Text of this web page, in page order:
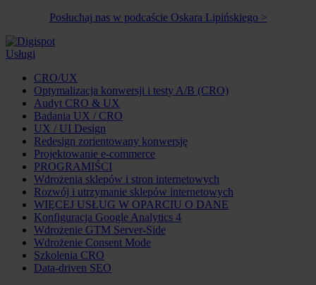
Posłuchaj nas w podcaście Oskara Lipińskiego >
Usługi
CRO/UX
Optymalizacja konwersji i testy A/B (CRO)
Audyt CRO & UX
Badania UX / CRO
UX / UI Design
Redesign zorientowany konwersję
Projektowanie e-commerce
PROGRAMIŚCI
Wdrożenia sklepów i stron internetowych
Rozwój i utrzymanie sklepów internetowych
WIĘCEJ USŁUG W OPARCIU O DANE
Konfiguracja Google Analytics 4
Wdrożenie GTM Server-Side
Wdrożenie Consent Mode
Szkolenia CRO
Data-driven SEO